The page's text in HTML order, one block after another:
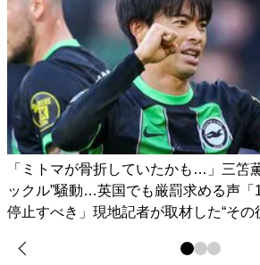
「ミトマが骨折していたかも…」三笘
ックル”騒動…英国でも厳罰求める声「
停止すべき」現地記者が取材した“その